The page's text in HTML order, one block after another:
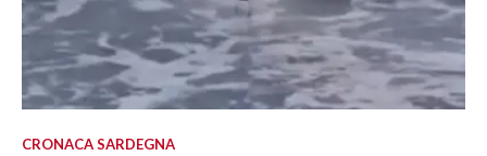
CRONACA SARDEGNA